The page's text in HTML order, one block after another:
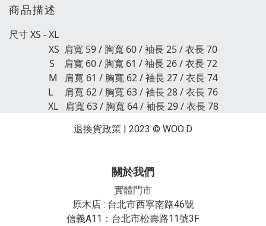
商品描述
尺寸 XS - XL
XS 肩寬 59 / 胸寬 60 / 袖長 25 / 衣長 70
S 肩寬 60 / 胸寬 61 / 袖長 26 / 衣長 72
M 肩寬 61 / 胸寬 62 / 袖長 27 / 衣長 74
L 肩寬 62 / 胸寬 63 / 袖長 28 / 衣長 76
XL 肩寬 63 / 胸寬 64 / 袖長 29 / 衣長 78
退換貨政策 | 2023 © WOO:D
關於我們
實體門市
原木店 : 台北市西寧南路46號
信義A11：台北市松壽路11號3F